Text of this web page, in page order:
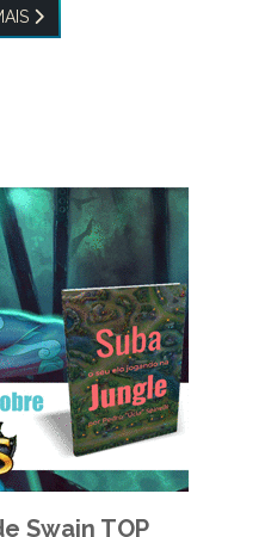
Swain TOP